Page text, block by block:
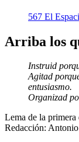
567 El
Arriba los
Instruid
Agitad
entusiasmo.
Organizad
Lema de la
Redacción: